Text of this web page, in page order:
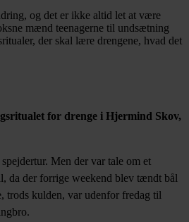
og det er ikke altid let at være
mænd teenagerne til undsætning
der skal lære drengene, hvad det
for drenge i Hjermind Skov,
Men der var tale om et
da der forrige weekend blev tændt bål
trods kulden, var udenfor fredag til